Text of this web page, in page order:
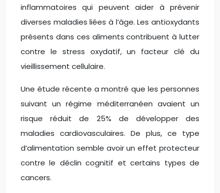
inflammatoires qui peuvent aider à prévenir
diverses maladies liées à l’âge. Les antioxydants
présents dans ces aliments contribuent à lutter
contre le stress oxydatif, un facteur clé du
vieillissement cellulaire.
Une étude récente a montré que les personnes
suivant un régime méditerranéen avaient un
risque réduit de 25% de développer des
maladies cardiovasculaires. De plus, ce type
d’alimentation semble avoir un effet protecteur
contre le déclin cognitif et certains types de
cancers.